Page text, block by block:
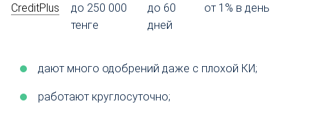
CreditPlus
до 250 000
тенге
до 60
дней
от 1% в день
дают много одобрений даже с плохой КИ;
работают круглосуточно;